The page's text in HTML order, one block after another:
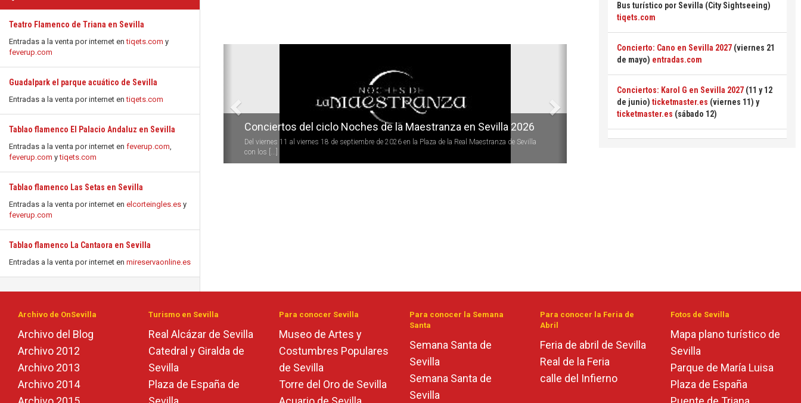
Teatro Flamenco de Triana en Sevilla
Entradas a la venta por internet entiqets.com y
feverup.com
Guadalpark el parque acuático de Sevilla
Entradas a la venta por internet entiqets.com
Tablao flamenco El Palacio Andaluz en Sevilla
Entradas a la venta por internet en feverup.com,
feverup.com ytiqets.com
Tablao flamenco Las Setas en Sevilla
Entradas a la venta por internet en elcorteingles.es y
feverup.com
Tablao flamenco La Cantaora en Sevilla
Entradas a la venta por internet en mireservaonline.es
Conciertos del ciclo Noches de la Maestranza en Sevilla 2026
Del viernes 11 al viernes 18 de septiembre de 2026 en la Plaza de la Real Maestranza de Sevilla
con los [...]
Bus turístico por Sevilla (City Sightseeing)
tiqets.com
Concierto: Cano en Sevilla 2027 (viernes 21
de mayo) entradas.com
Conciertos: Karol G en Sevilla 2027 (11 y 12
de junio) ticketmaster.es (viernes 11) y
ticketmaster.es (sábado 12)
Archivo de OnSevilla
Archivo del Blog
Archivo 2012
Archivo 2013
Archivo 2014
Turismo en Sevilla
Real Alcázar de Sevilla
Catedral y Giralda de
Sevilla
Plaza de España de
Para conocer Sevilla
Museo de Artes y
Costumbres Populares
de Sevilla
Torre del Oro de Sevilla
Para conocer la Semana
Santa
Semana Santa de
Sevilla
Semana Santa de
Sevilla
Para conocer la Feria de
Abril
Feria de abril de Sevilla
Real de la Feria
calle del Infierno
Fotos de Sevilla
Mapa plano turístico de
Sevilla
Parque de María Luisa
Plaza de España